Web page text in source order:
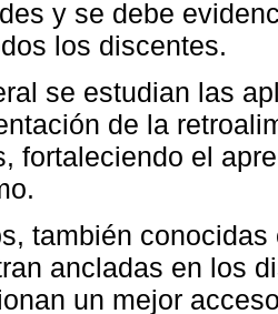
y se debe
los discentes.
se estudian las
de la
fortaleciendo el
también
ancladas en los
un mejor